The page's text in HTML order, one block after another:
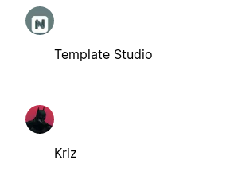
Template Studio
Kriz